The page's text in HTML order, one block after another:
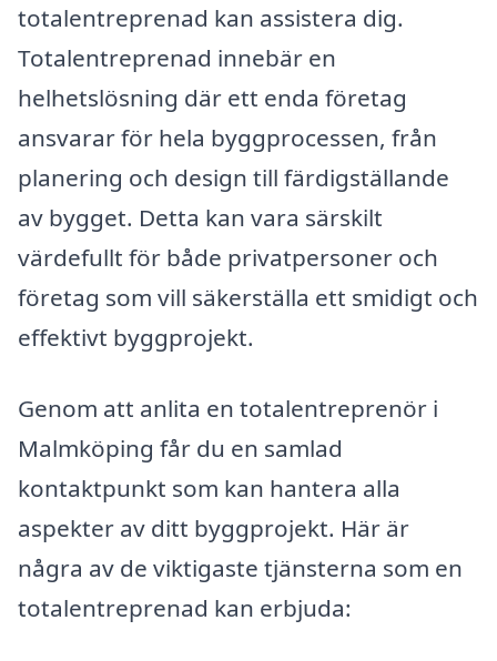
totalentreprenad kan assistera dig.
Totalentreprenad innebär en
helhetslösning där ett enda företag
ansvarar för hela byggprocessen, från
planering och design till färdigställande
av bygget. Detta kan vara särskilt
värdefullt för både privatpersoner och
företag som vill säkerställa ett smidigt och
effektivt byggprojekt.
Genom att anlita en totalentreprenör i
Malmköping får du en samlad
kontaktpunkt som kan hantera alla
aspekter av ditt byggprojekt. Här är
några av de viktigaste tjänsterna som en
totalentreprenad kan erbjuda: